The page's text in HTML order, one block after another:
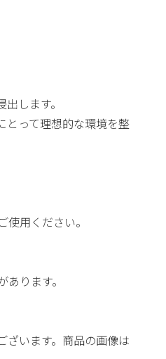
します。
とって理想的な環境を整
用ください。
ります。
ざいます。商品の画像は